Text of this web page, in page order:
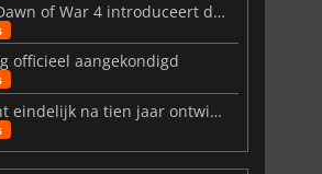
Warhammer 40.000: Dawn of War 4 introduceert de Necron-factie
officieel aangekondigd
Vahrin's Call verschijnt eindelijk na tien jaar ontwikkeling